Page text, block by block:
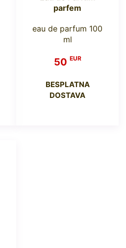
parfem
eau de parfum 100
ml
50 EUR
BESPLATNA
DOSTAVA